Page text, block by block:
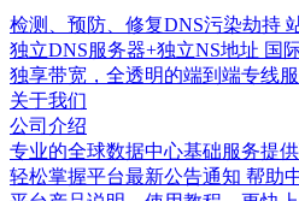
检测、预防、修复DNS污染劫持
独立DNS服务器+独立NS地址 国
独享带宽，全透明的端到端专线
关于我们
公司介绍
专业的全球数据中心基础服务提
轻松掌握平台最新公告通知 帮助